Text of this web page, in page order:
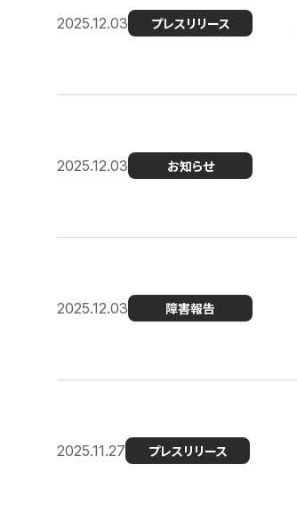
2025.12.03 プレスリリース
2025.12.03 お知らせ
2025.12.03 障害報告
2025.11.27 プレスリリース